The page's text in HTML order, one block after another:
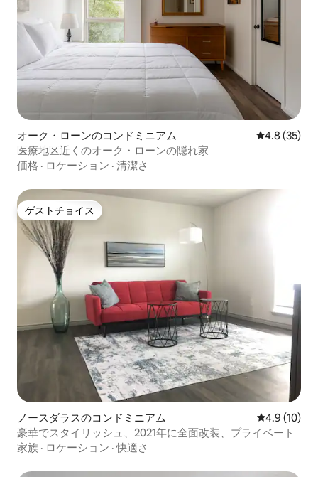
オーク・ローンのコンドミニアム レビュー35
4.8 (35)
医療地区近くのオーク・ローンの隠れ家
価格 · ロケーション · 清潔さ
ゲストチョイス
ゲストチョイス
ノースダラスのコンドミニアム レビュー10
4.9 (10)
豪華でスタイリッシュ、2021年に全面改装、プライベート
家族 · ロケーション ·快適さ